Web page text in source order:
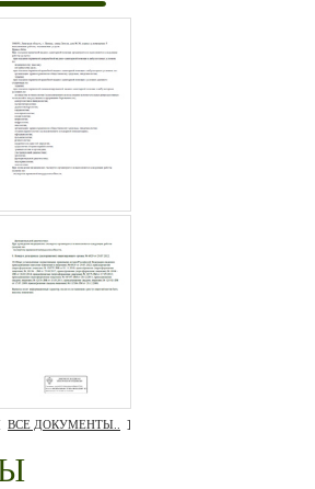
ВСЕ ДОКУМЕНТЫ.. ]